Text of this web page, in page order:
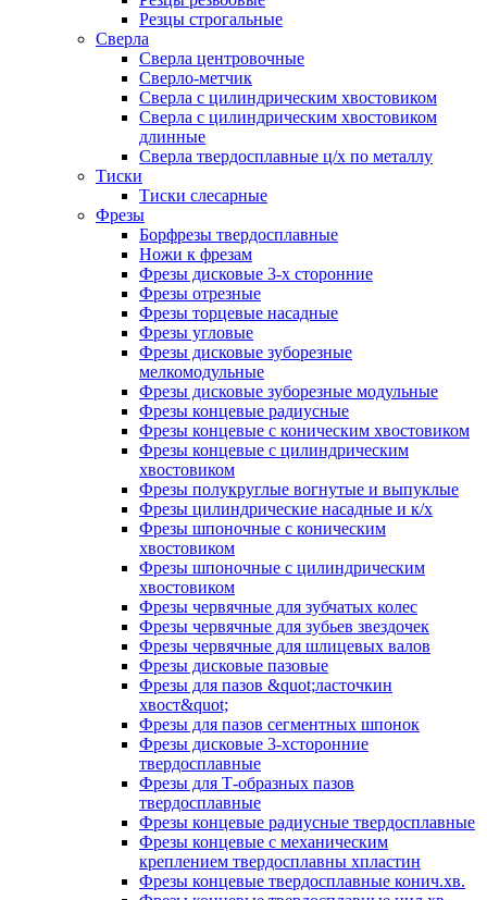
Резцы строгальные
Сверла
Сверла центровочные
Сверло-метчик
Сверла с цилиндрическим хвостовиком
Сверла с цилиндрическим хвостовиком
длинные
Сверла твердосплавные ц/х по металлу
Тиски
Тиски слесарные
Фрезы
Борфрезы твердосплавные
Ножи к фрезам
Фрезы дисковые 3-х сторонние
Фрезы отрезные
Фрезы торцевые насадные
Фрезы угловые
Фрезы дисковые зуборезные
мелкомодульные
Фрезы дисковые зуборезные модульные
Фрезы концевые радиусные
Фрезы концевые с коническим хвостовиком
Фрезы концевые с цилиндрическим
хвостовиком
Фрезы полукруглые вогнутые и выпуклые
Фрезы цилиндрические насадные и к/х
Фрезы шпоночные с коническим
хвостовиком
Фрезы шпоночные с цилиндрическим
хвостовиком
Фрезы червячные для зубчатых колес
Фрезы червячные для зубьев звездочек
Фрезы червячные для шлицевых валов
Фрезы дисковые пазовые
Фрезы для пазов &quot;ласточкин
хвост&quot;
Фрезы для пазов сегментных шпонок
Фрезы дисковые 3-хсторонние
твердосплавные
Фрезы для Т-образных пазов
твердосплавные
Фрезы концевые радиусные твердосплавные
Фрезы концевые с механическим
креплением твердосплавны хпластин
Фрезы концевые твердосплавные конич.хв.